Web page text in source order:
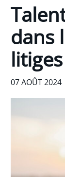
dans
litiges
07 AOÛT 2024